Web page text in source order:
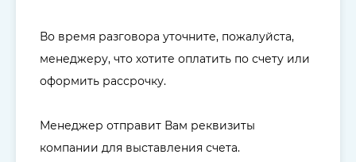
Во время разговора уточните, пожалуйста,
менеджеру, что хотите оплатить по счету или
оформить рассрочку.
Менеджер отправит Вам реквизиты
компании для выставления счета.